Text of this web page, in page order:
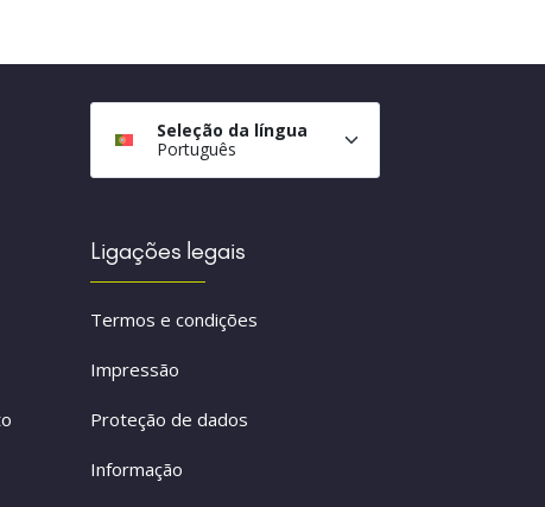
Seleção da língua
Português
Ligações legais
Termos e condições
Impressão
Proteção de dados
Informação